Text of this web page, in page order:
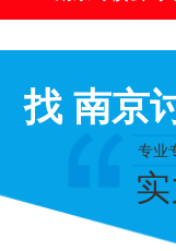
找 南京
专业